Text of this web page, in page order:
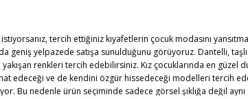
tercih ettiğiniz kıyafetlerin çocuk modasını
geniş yelpazede satışa sunulduğunu görüyoruz. Dantelli,
renkleri tercih edebilirsiniz. Kız çocuklarında en güzel
edeceği ve de kendini özgür hissedeceği modelleri tercih
Bu nedenle ürün seçiminde sadece görsel şıklığa değil